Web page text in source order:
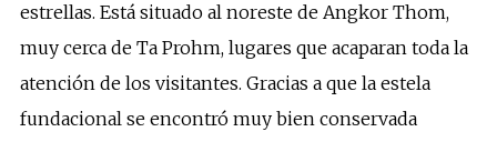
estrellas. Está situado al noreste de Angkor Thom,
muy cerca de Ta Prohm, lugares que acaparan toda la
atención de los visitantes. Gracias a que la estela
fundacional se encontró muy bien conservada